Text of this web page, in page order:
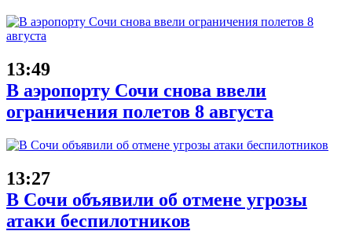
13:49
В аэропорту Сочи снова ввели
ограничения полетов 8 августа
13:27
В Сочи объявили об отмене угрозы
атаки беспилотников